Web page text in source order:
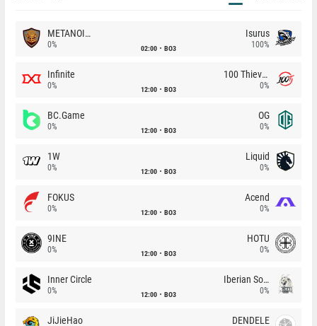
METANOIA Wolves
0% 02:00 BO3
Isurus
100%
Infinite
0% 12:00 BO3
100 Thieves
0%
BC.Game
0% 12:00 BO3
OG
0%
1W
0% 12:00 BO3
Liquid
0%
FOKUS
0% 12:00 BO3
Acend
0%
9INE
0% 12:00 BO3
HOTU
0%
Inner Circle
0% 12:00 BO3
Iberian Soul
0%
JiJieHao DENDELE